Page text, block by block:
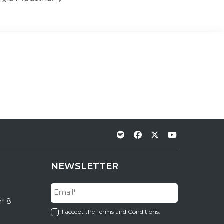
8
NEWSLETTER
I accept the Terms and Conditions.